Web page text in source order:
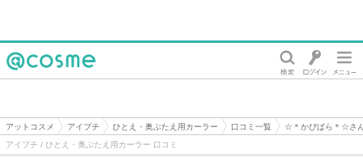
アットコスメ アイプチ ひとえ・奥ぶたえ用カーラー 口コミ一覧
☆＊かぴばら＊☆さ
アイプチ / ひとえ・奥ぶたえ用カーラー 口コミ